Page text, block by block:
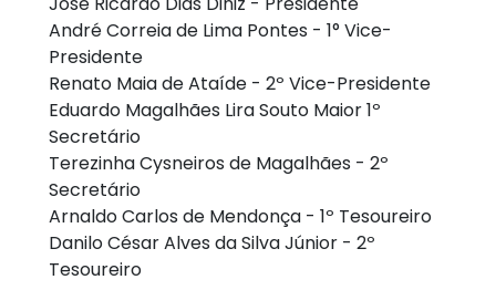
André Correia de Lima Pontes - 1° Vice-
Presidente
Renato Maia de Ataíde - 2º Vice-Presidente
Eduardo Magalhães Lira Souto Maior 1º
Secretário
Terezinha Cysneiros de Magalhães - 2º
Secretário
Arnaldo Carlos de Mendonça - 1º Tesoureiro
Danilo César Alves da Silva Júnior - 2º
Tesoureiro